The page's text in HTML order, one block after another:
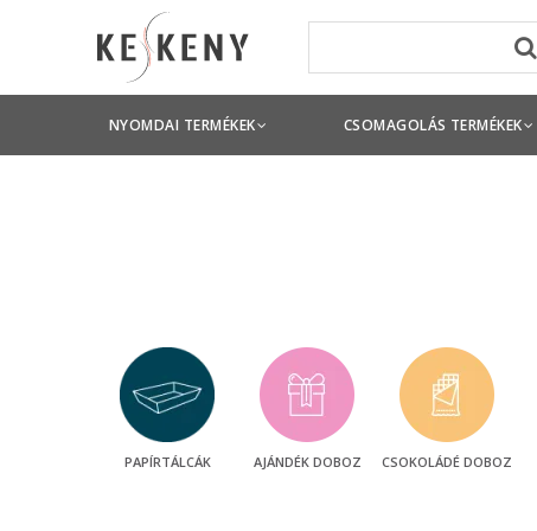
NYOMDAI TERMÉKEK CSOMAGOLÁS TERMÉKEK
PAPÍRTÁLCÁK AJÁNDÉK DOBOZ CSOKOLÁDÉ DOBOZ